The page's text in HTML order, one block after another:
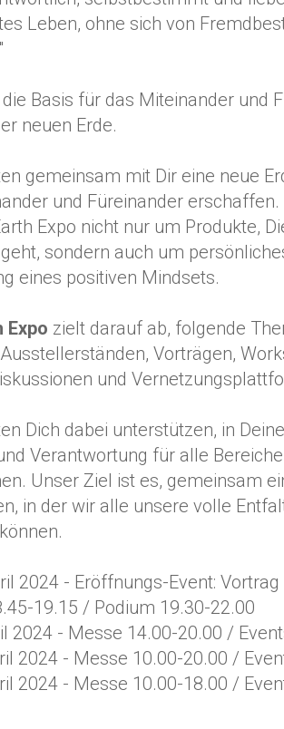
Leben, ohne sich von
Basis für das Miteinander und
neuen Erde.
gemeinsam mit Dir eine neue
und Füreinander
Expo nicht nur um Produkte,
sondern auch um
eines positiven Mindsets.
Expo zielt darauf ab, folgende
Vorträgen,
und
Dich dabei unterstützen, in
Verantwortung für alle
Unser Ziel ist es, gemeinsam
in der wir alle unsere volle
2024 - Eröffnungs-Event:
19.15 / Podium 19.30-22.00
2024 - Messe 14.00-20.00 /
2024 - Messe 10.00-20.00 /
2024 - Messe 10.00-18.00 /